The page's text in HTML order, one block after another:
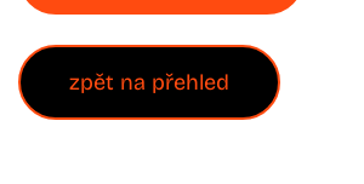
zpět na přehled